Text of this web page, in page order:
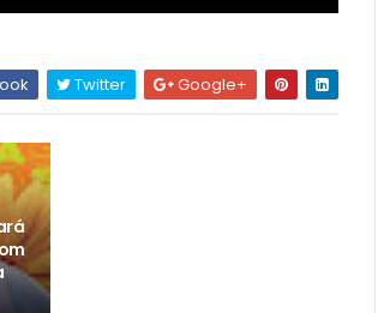
Twitter Google+